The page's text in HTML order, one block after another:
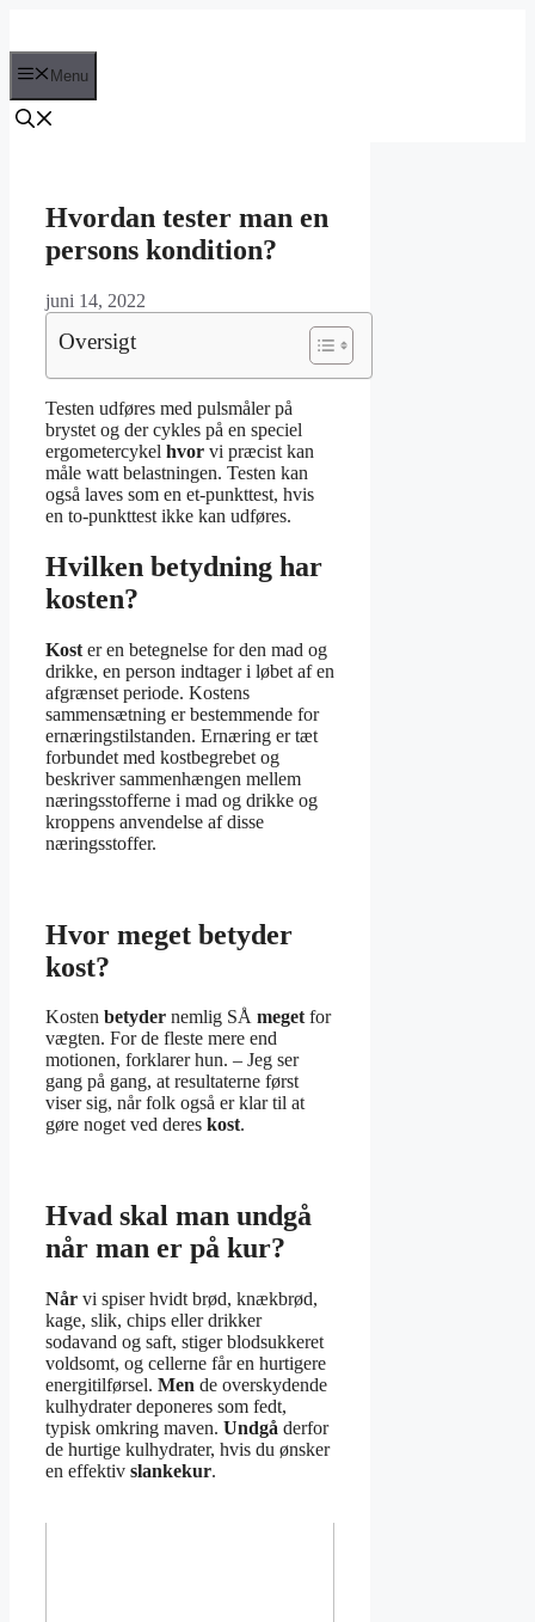
Menu
Hvordan tester man en
persons kondition?
juni 14, 2022
Oversigt
Testen udføres med pulsmåler på
brystet og der cykles på en speciel
ergometercykel hvor vi præcist kan
måle watt belastningen. Testen kan
også laves som en et-punkttest, hvis
en to-punkttest ikke kan udføres.
Hvilken betydning har
kosten?
Kost er en betegnelse for den mad og
drikke, en person indtager i løbet af en
afgrænset periode. Kostens
sammensætning er bestemmende for
ernæringstilstanden. Ernæring er tæt
forbundet med kostbegrebet og
beskriver sammenhængen mellem
næringsstofferne i mad og drikke og
kroppens anvendelse af disse
næringsstoffer.
Hvor meget betyder
kost?
Kosten betyder nemlig SÅ megetfor
vægten. For de fleste mere end
motionen, forklarer hun. – Jeg ser
gang på gang, at resultaterne først
viser sig, når folk også er klar til at
gøre noget ved deres kost.
Hvad skal man undgå
når man er på kur?
Når vi spiser hvidt brød, knækbrød,
kage, slik, chips eller drikker
sodavand og saft, stiger blodsukkeret
voldsomt, og cellerne får en hurtigere
energitilførsel. Men de overskydende
kulhydrater deponeres som fedt,
typisk omkring maven. Undgå derfor
de hurtige kulhydrater, hvis du ønsker
en effektiv slankekur.